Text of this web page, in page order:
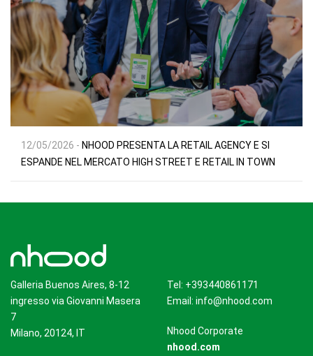
12/05/2026 - NHOOD PRESENTA LA RETAIL AGENCY E SI
ESPANDE NEL MERCATO HIGH STREET E RETAIL IN TOWN
Galleria Buenos Aires, 8-12
ingresso via Giovanni Masera
7
Milano, 20124, IT
Tel: +393440861171
Email: info@nhood.com
Nhood Corporate
nhood.com